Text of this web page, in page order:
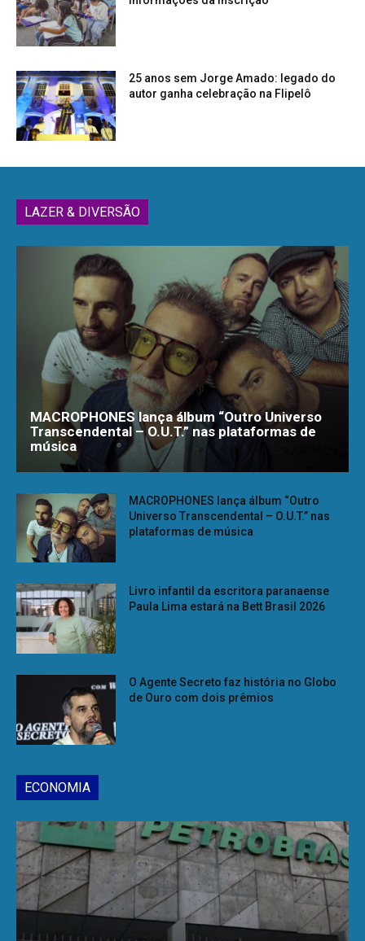
25 anos sem Jorge Amado: legado do
autor ganha celebração na Flipelô
LAZER & DIVERSÃO
MACROPHONES lança álbum “Outro Universo
Transcendental – O.U.T.” nas plataformas de
música
MACROPHONES lança álbum “Outro
Universo Transcendental – O.U.T.” nas
plataformas de música
Livro infantil da escritora paranaense
Paula Lima estará na Bett Brasil 2026
O Agente Secreto faz história no Globo
de Ouro com dois prêmios
ECONOMIA